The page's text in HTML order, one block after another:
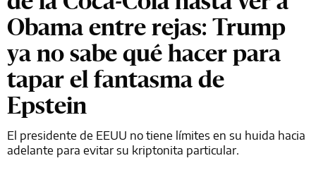
Obama entre rejas: Trump
ya no sabe qué hacer para
tapar el fantasma de
Epstein
El presidente de EEUU no tiene límites en su huida hacia
adelante para evitar su kriptonita particular.